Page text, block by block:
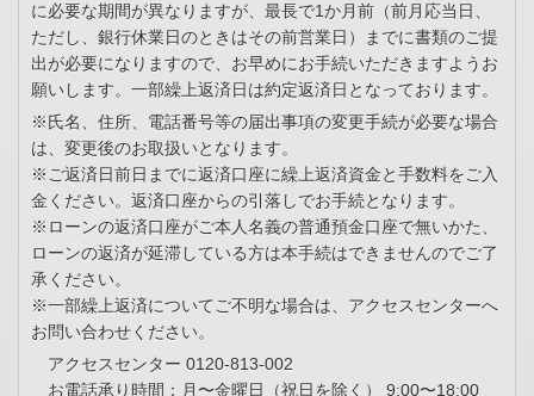
に必要な期間が異なりますが、最長で1か月前（前月応当日、
ただし、銀行休業日のときはその前営業日）までに書類のご提
出が必要になりますので、お早めにお手続いただきますようお
願いします。一部繰上返済日は約定返済日となっております。
※氏名、住所、電話番号等の届出事項の変更手続が必要な場合
は、変更後のお取扱いとなります。
※ご返済日前日までに返済口座に繰上返済資金と手数料をご入
金ください。返済口座からの引落しでお手続となります。
※ローンの返済口座がご本人名義の普通預金口座で無いかた、
ローンの返済が延滞している方は本手続はできませんのでご了
承ください。
※一部繰上返済についてご不明な場合は、アクセスセンターへ
お問い合わせください。
アクセスセンター 0120-813-002
お電話承り時間：月〜金曜日（祝日を除く） 9:00〜18:00